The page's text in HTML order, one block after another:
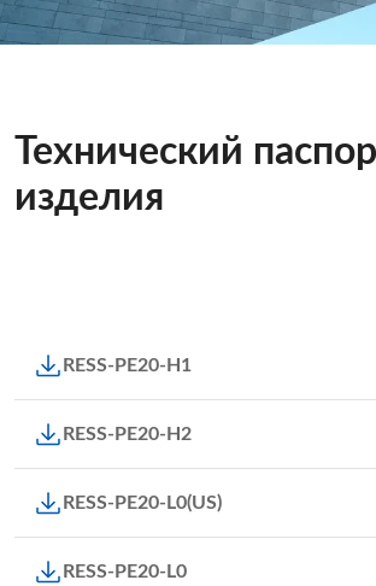
Технический
изделия
RESS-PE20-H1
RESS-PE20-H2
RESS-PE20-L0(US)
RESS-PE20-L0